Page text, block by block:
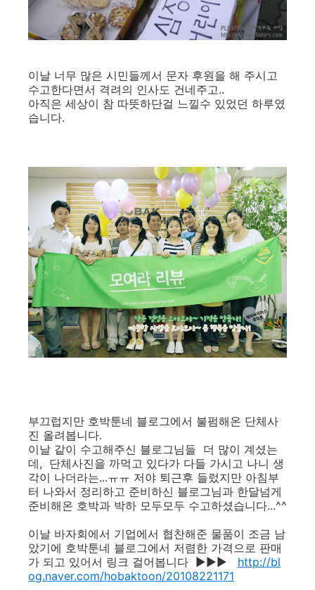
이날 너무 많은 시민들께서 문자 후원을 해 주시고
수고한다면서 격려의 인사도 건네주고..
아직은 세상이 참 따뜻하단걸 느낄수 있었던 하루였
습니다.
부끄럽지만 호박툰네 블로그에서 불펌해온 단체사
진 올려봅니다.
이날 같이 수고해주신 블로그님들 더 많이 계셨는
데, 단체사진을 까먹고 있다가 다들 가시고 나니 생
각이 나더라는...ㅠㅠ 저야 퇴근후 들렀지만 아침부
터 나와서 정리하고 준비하신 블로그님과 한달넘게
준비해온 호박과 박하 모두모두 수고하셨습니다...^^
이날 바자회에서 기업에서 협찬해준 물품이 조금 남
았기에 호박툰네 블로그에서 저렴한 가격으로 판매
가 되고 있어서 링크 걸어봅니다 ▶▶▶ http://bl
og.naver.com/hobaktoon/20108221171